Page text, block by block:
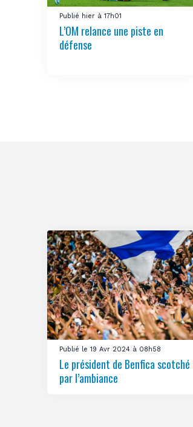
Publié hier à 17h01
L’OM relance une piste en
défense
Publié le 19 Avr 2024 à 08h58
Le président de Benfica scotché
par l’ambiance